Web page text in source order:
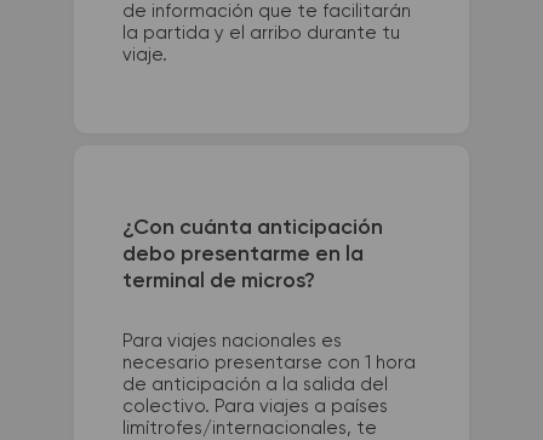
de información que te facilitarán
la partida y el arribo durante tu
viaje.
¿Con cuánta anticipación
debo presentarme en la
terminal de micros?
Para viajes nacionales es
necesario presentarse con 1 hora
de anticipación a la salida del
colectivo. Para viajes a países
limítrofes/internacionales, te